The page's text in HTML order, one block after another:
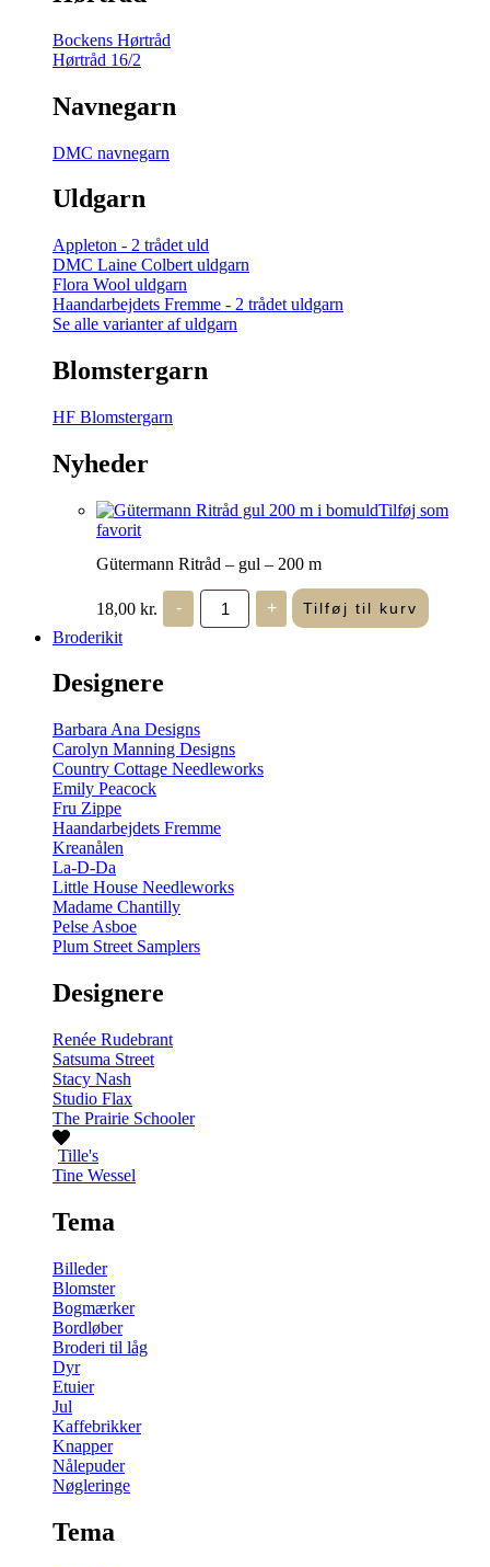
Bockens Hørtråd
Hørtråd 16/2
Navnegarn
DMC navnegarn
Uldgarn
Appleton - 2 trådet uld
DMC Laine Colbert uldgarn
Flora Wool uldgarn
Haandarbejdets Fremme - 2 trådet uldgarn
Se alle varianter af uldgarn
Blomstergarn
HF Blomstergarn
Nyheder
Tilføj som
favorit
Gütermann Ritråd – gul – 200 m
18,00 kr. -
Gütermann
Ritråd
-
+ Tilføj til kurv
Broderikit
Designere
Barbara Ana Designs
Carolyn Manning Designs
Country Cottage Needleworks
Emily Peacock
Fru Zippe
Haandarbejdets Fremme
Kreanålen
La-D-Da
Little House Needleworks
Madame Chantilly
Pelse Asboe
Plum Street Samplers
Designere
Renée Rudebrant
Satsuma Street
Stacy Nash
Studio Flax
The Prairie Schooler
Tille's
Tine Wessel
Tema
Billeder
Blomster
Bogmærker
Bordløber
Broderi til låg
Dyr
Etuier
Jul
Kaffebrikker
Knapper
Nålepuder
Nøgleringe
Tema